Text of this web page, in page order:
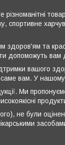
спортивне
та
допоможуть вам
вашого
вам. У
Ми
не були